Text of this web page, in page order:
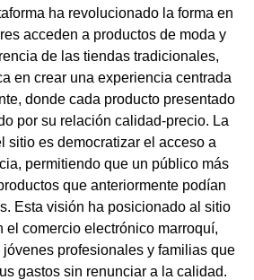
ha revolucionado la forma en
acceden a productos de moda y
de las tiendas tradicionales,
en crear una experiencia centrada
donde cada producto presentado
por su relación calidad-precio. La
sitio es democratizar el acceso a
permitiendo que un público más
que anteriormente podían
Esta visión ha posicionado al sitio
el comercio electrónico marroquí,
profesionales y familias que
gastos sin renunciar a la calidad.